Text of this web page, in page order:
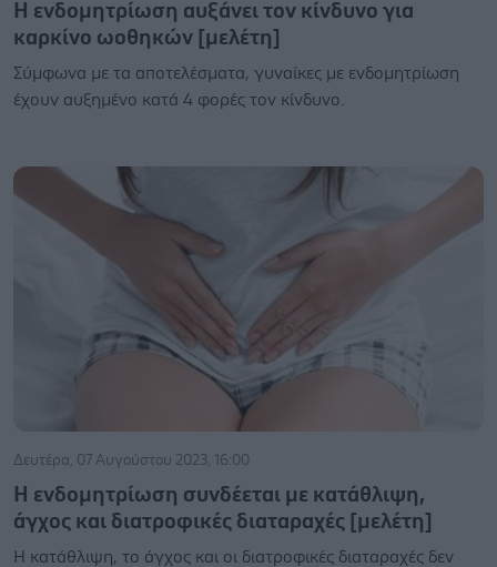
Η ενδομητρίωση αυξάνει τον κίνδυνο για
καρκίνο ωοθηκών [μελέτη]
Σύμφωνα με τα αποτελέσματα, γυναίκες με ενδομητρίωση
έχουν αυξημένο κατά 4 φορές τον κίνδυνο.
Δευτέρα, 07 Αυγούστου 2023, 16:00
Η ενδομητρίωση συνδέεται με κατάθλιψη,
άγχος και διατροφικές διαταραχές [μελέτη]
Η κατάθλιψη, το άγχος και οι διατροφικές διαταραχές δεν